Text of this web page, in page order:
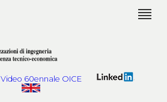
Video 60ennale OICE